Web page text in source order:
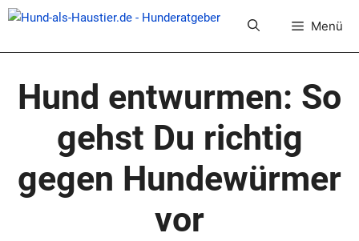
Zum
springen
Menü
Hund ent­wur­men: So
gehst Du rich­tig
gegen Hun­de­wür­mer
vor